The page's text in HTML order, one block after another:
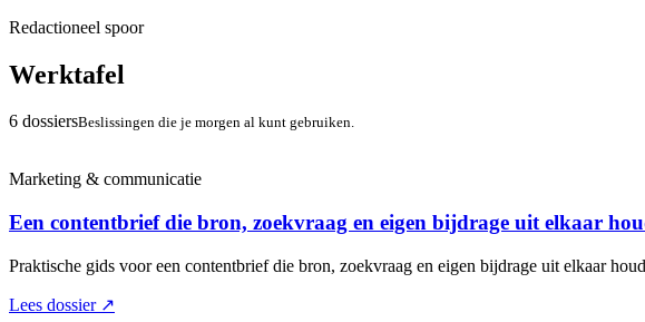
Redactioneel spoor
Werktafel
6 dossiersBeslissingen die je morgen al kunt gebruiken.
Marketing & communicatie
Een contentbrief die bron, zoekvraag en eigen bijdrage uit elkaar
Praktische gids voor een contentbrief die bron, zoekvraag en eigen bijdrage uit elkaar
Lees dossier ↗